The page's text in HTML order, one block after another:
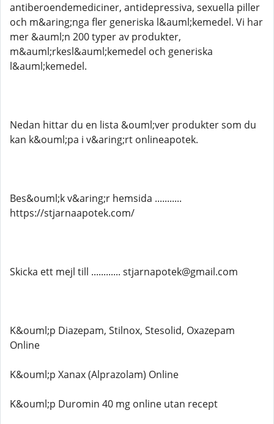
antiberoendemediciner, antidepressiva, sexuella piller
och m&aring;nga fler generiska l&auml;kemedel. Vi har
mer &auml;n 200 typer av produkter,
m&auml;rkesl&auml;kemedel och generiska
l&auml;kemedel.
Nedan hittar du en lista &ouml;ver produkter som du
kan k&ouml;pa i v&aring;rt onlineapotek.
Bes&ouml;k v&aring;r hemsida ...........
https://stjarnaapotek.com/
Skicka ett mejl till ............ stjarnapotek@gmail.com
K&ouml;p Diazepam, Stilnox, Stesolid, Oxazepam
Online
K&ouml;p Xanax (Alprazolam) Online
K&ouml;p Duromin 40 mg online utan recept